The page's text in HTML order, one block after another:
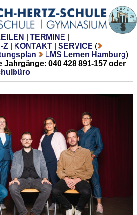
TERMINE
Z KONTAKT SERVICE (
LMS Lernen Hamburg)
Jahrgänge: 040 428 891-157 oder